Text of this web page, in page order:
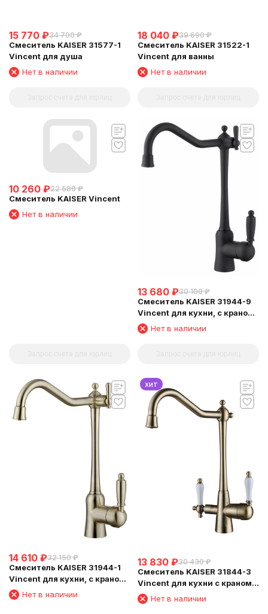
15 770 ₽34 700 ₽
Смеситель KAISER 31577-1
Vincent для душа
Нет в наличии
18 040 ₽39 690 ₽
Смеситель KAISER 31522-1
Vincent для ванны
Нет в наличии
10 260 ₽22 580 ₽
Смеситель KAISER Vincent
Нет в наличии
13 680 ₽30 100 ₽
Смеситель KAISER 31944-9
Vincent для кухни, с краном
для питьевой воды, черный
матовый
Нет в наличии
14 610 ₽32 150 ₽
Смеситель KAISER 31944-1
Vincent для кухни, с краном
для питьевой воды,
бронзовый
Нет в наличии
хит
13 830 ₽30 430 ₽
Смеситель KAISER 31844-3
Vincent для кухни с краном
для питьевой воды
Нет в наличии